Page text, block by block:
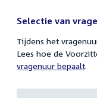
Selectie van
Tijdens het
Lees hoe de
vragenuur bepaalt.